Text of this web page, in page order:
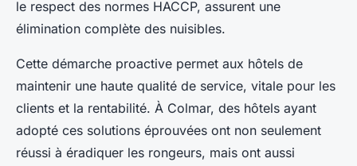
le respect des normes HACCP, assurent une
élimination complète des nuisibles.
Cette démarche proactive permet aux hôtels de
maintenir une haute qualité de service, vitale pour les
clients et la rentabilité. À Colmar, des hôtels ayant
adopté ces solutions éprouvées ont non seulement
réussi à éradiquer les rongeurs, mais ont aussi